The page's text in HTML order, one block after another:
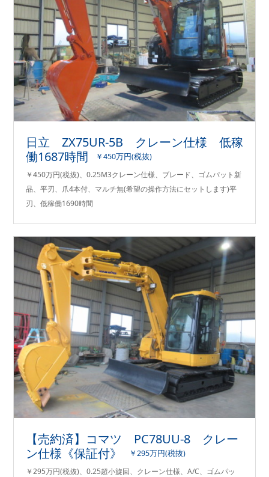
日立 ZX75UR-5B クレーン仕様 低稼
働1687時間
￥450万円(税抜)
￥450万円(税抜)、0.25M3クレーン仕様、ブレード、ゴムパット新
品、平刃、爪4本付、マルチ無(希望の操作方法にセットします)平
刃、低稼働1690時間
【売約済】コマツ PC78UU-8 クレー
ン仕様《保証付》
￥295万円(税抜)
￥295万円(税抜)、0.25超小旋回、クレーン仕様、A/C、ゴムパッ